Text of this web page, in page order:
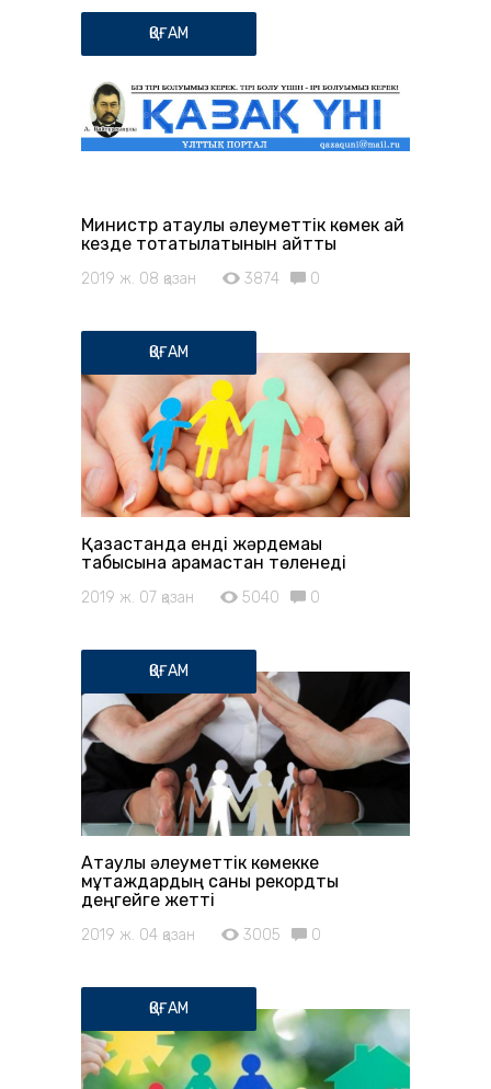
ҚОҒАМ
Министр атаулы әлеуметтік көмек қай
кезде тоқтатылатынын айтты
2019 ж. 08 қазан 3874 0
ҚОҒАМ
Қазақстанда енді жәрдемақы
табысына қарамастан төленеді
2019 ж. 07 қазан 5040 0
ҚОҒАМ
Атаулы әлеуметтік көмекке
мұқтаждардың саны рекордтық
деңгейге жетті
2019 ж. 04 қазан 3005 0
ҚОҒАМ